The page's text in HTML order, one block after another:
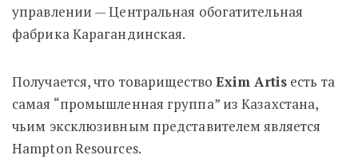
управлении — Центральная обогатительная
фабрика Карагандинская.
Получается, что товарищество Exim Artisесть та
самая “промышленная группа” из Казахстана,
чьим эксклюзивным представителем является
Hampton Resources.